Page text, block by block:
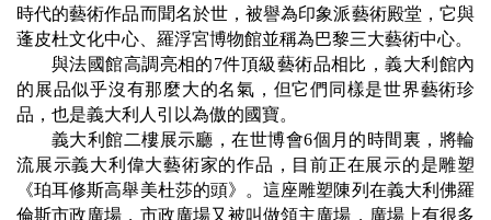
時代的藝術作品而聞名於世，被譽為印象派藝術殿堂，它與
蓬皮杜文化中心、羅浮宮博物館並稱為巴黎三大藝術中心。
與法國館高調亮相的7件頂級藝術品相比，義大利館內
的展品似乎沒有那麼大的名氣，但它們同樣是世界藝術珍
品，也是義大利人引以為傲的國寶。
義大利館二樓展示廳，在世博會6個月的時間裏，將輪
流展示義大利偉大藝術家的作品，目前正在展示的是雕塑
《珀耳修斯高舉美杜莎的頭》。這座雕塑陳列在義大利佛羅
倫斯市政廣場，市政廣場又被叫做領主廣場，廣場上有很多